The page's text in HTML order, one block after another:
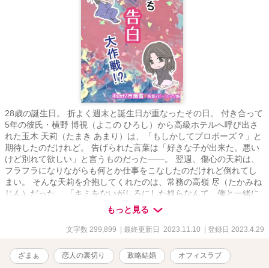
28歳の誕生日。 折よく週末と誕生日が重なったその日。 付き合って
5年の彼氏・横野 博視（よこの ひろし）から高級ホテルへ呼び出さ
れた玉木 天莉（たまき あまり）は、「もしかしてプロポーズ？」と
期待したのだけれど。 告げられた言葉は「好きな子が出来た。悪い
けど別れて欲しい」と言うものだった――。 翌週、傷心の天莉は、
フラフラになりながらも何とか仕事をこなしたのだけれど倒れてし
まい。 そんな天莉を介抱してくれたのは、常務の高嶺 尽（たかみね
じん）だった。 「キミをないがしろにした奴らなんて、俺と一緒に
なって見返してやればいい」 利害の一致による交際を申し込まれた
崖っぷちアラサー女子の、形勢逆転ラブストーリー♥ -------------------
-- ○表紙絵は市瀬雪さまに依頼しました。今回はピーナッツ姫（うち
での無断転載など固くお断りします） ○雪さま （Twitter）
https://twitter.com/yukiyukisnow7?s=21 （pixiv）
もっと見る
文字数 299,899 | 最終更新日 2023.11.10 | 登録日 2023.4.29
ざまぁ 恋人の裏切り 政略結婚 オフィスラブ